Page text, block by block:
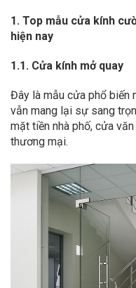
1. Top mẫu cửa kính
hiện nay
1.1. Cửa kính mở quay
Đây là mẫu cửa phổ biến
vẫn mang lại sự sang
mặt tiền nhà phố, cửa
thương mại.